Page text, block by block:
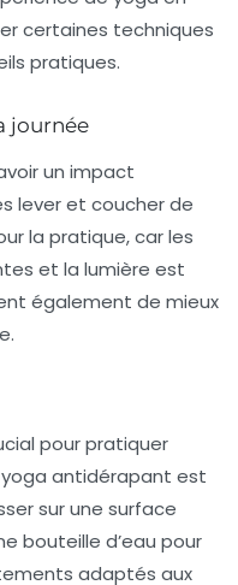
certaines techniques
pratiques.
journée
un impact
lever et coucher de
la pratique, car les
et la lumière est
également de mieux
pour pratiquer
antidérapant est
sur une surface
bouteille d’eau pour
adaptés aux